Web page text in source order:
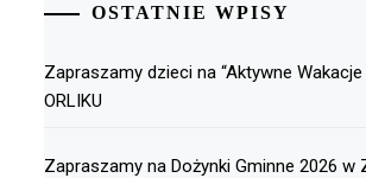
OSTATNIE WPISY
Zapraszamy dzieci na “Aktywne Wakacje
ORLIKU
Zapraszamy na Dożynki Gminne 2026 w